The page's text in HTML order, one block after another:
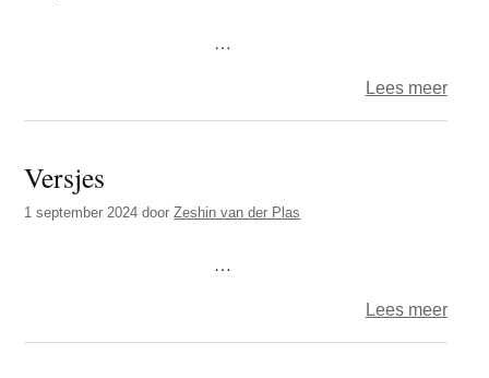
…
Lees meerover
Versjes
1 september 2024 doorZeshin van der Plas
…
Lees meerover